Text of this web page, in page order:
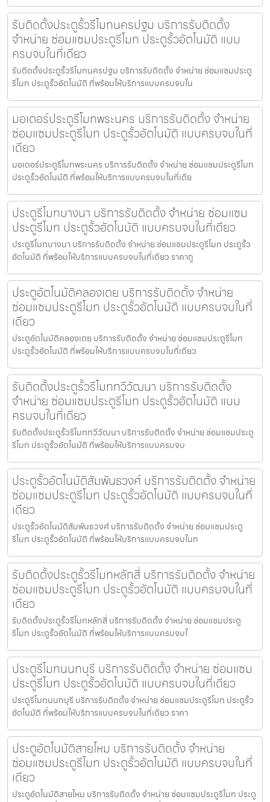
รับติดตั้งประตูรั้วรีโมทนครปฐม บริการรับติดตั้ง
จำหน่าย ซ่อมแซมประตูรีโมท ประตูรั้วอัตโนมัติ แบบ
ครบจบในที่เดียว
รับติดตั้งประตูรั้วรีโมทนครปฐม บริการรับติดตั้ง จำหน่าย ซ่อมแซมประตู
รีโมท ประตูรั้วอัตโนมัติ ที่พร้อมให้บริการแบบครบจบใน
มอเตอร์ประตูรีโมทพระนคร บริการรับติดตั้ง จำหน่าย
ซ่อมแซมประตูรีโมท ประตูรั้วอัตโนมัติ แบบครบจบในที่
เดียว
มอเตอร์ประตูรีโมทพระนคร บริการรับติดตั้ง จำหน่าย ซ่อมแซมประตูรีโมท
ประตูรั้วอัตโนมัติ ที่พร้อมให้บริการแบบครบจบในที่เดีย
ประตูรีโมทบางนา บริการรับติดตั้ง จำหน่าย ซ่อมแซม
ประตูรีโมท ประตูรั้วอัตโนมัติ แบบครบจบในที่เดียว
ประตูรีโมทบางนา บริการรับติดตั้ง จำหน่าย ซ่อมแซมประตูรีโมท ประตูรั้ว
อัตโนมัติ ที่พร้อมให้บริการแบบครบจบในที่เดียว ราคาถู
ประตูอัตโนมัติคลองเตย บริการรับติดตั้ง จำหน่าย
ซ่อมแซมประตูรีโมท ประตูรั้วอัตโนมัติ แบบครบจบในที่
เดียว
ประตูอัตโนมัติคลองเตย บริการรับติดตั้ง จำหน่าย ซ่อมแซมประตูรีโมท
ประตูรั้วอัตโนมัติ ที่พร้อมให้บริการแบบครบจบในที่เดียว
รับติดตั้งประตูรั้วรีโมททวีวัฒนา บริการรับติดตั้ง
จำหน่าย ซ่อมแซมประตูรีโมท ประตูรั้วอัตโนมัติ แบบ
ครบจบในที่เดียว
รับติดตั้งประตูรั้วรีโมททวีวัฒนา บริการรับติดตั้ง จำหน่าย ซ่อมแซมประตู
รีโมท ประตูรั้วอัตโนมัติ ที่พร้อมให้บริการแบบครบจบ
ประตูรั้วอัตโนมัติสัมพันธวงศ์ บริการรับติดตั้ง จำหน่าย
ซ่อมแซมประตูรีโมท ประตูรั้วอัตโนมัติ แบบครบจบในที่
เดียว
ประตูรั้วอัตโนมัติสัมพันธวงศ์ บริการรับติดตั้ง จำหน่าย ซ่อมแซมประตู
รีโมท ประตูรั้วอัตโนมัติ ที่พร้อมให้บริการแบบครบจบในท
รับติดตั้งประตูรั้วรีโมทหลักสี่ บริการรับติดตั้ง จำหน่าย
ซ่อมแซมประตูรีโมท ประตูรั้วอัตโนมัติ แบบครบจบในที่
เดียว
รับติดตั้งประตูรั้วรีโมทหลักสี่ บริการรับติดตั้ง จำหน่าย ซ่อมแซมประตู
รีโมท ประตูรั้วอัตโนมัติ ที่พร้อมให้บริการแบบครบจบใ
ประตูรีโมทนนทบุรี บริการรับติดตั้ง จำหน่าย ซ่อมแซม
ประตูรีโมท ประตูรั้วอัตโนมัติ แบบครบจบในที่เดียว
ประตูรีโมทนนทบุรี บริการรับติดตั้ง จำหน่าย ซ่อมแซมประตูรีโมท ประตูรั้ว
อัตโนมัติ ที่พร้อมให้บริการแบบครบจบในที่เดียว ราคา
ประตูอัตโนมัติสายไหม บริการรับติดตั้ง จำหน่าย
ซ่อมแซมประตูรีโมท ประตูรั้วอัตโนมัติ แบบครบจบในที่
เดียว
ประตูอัตโนมัติสายไหม บริการรับติดตั้ง จำหน่าย ซ่อมแซมประตูรีโมท ประตู